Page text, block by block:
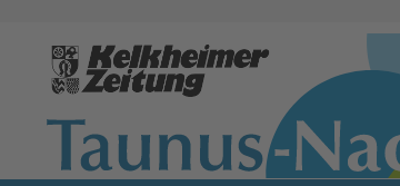
Zum Inhalt springen ↓